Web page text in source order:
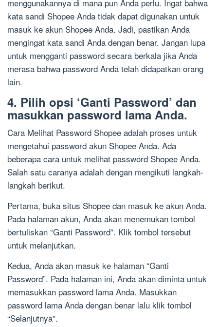
menggunakannya di mana pun Anda perlu. Ingat bahwa
kata sandi Shopee Anda tidak dapat digunakan untuk
masuk ke akun Shopee Anda. Jadi, pastikan Anda
mengingat kata sandi Anda dengan benar. Jangan lupa
untuk mengganti password secara berkala jika Anda
merasa bahwa password Anda telah didapatkan orang
lain.
4. Pilih opsi ‘Ganti Password’ dan
masukkan password lama Anda.
Cara Melihat Password Shopee adalah proses untuk
mengetahui password akun Shopee Anda. Ada
beberapa cara untuk melihat password Shopee Anda.
Salah satu caranya adalah dengan mengikuti langkah-
langkah berikut.
Pertama, buka situs Shopee dan masuk ke akun Anda.
Pada halaman akun, Anda akan menemukan tombol
bertuliskan “Ganti Password”. Klik tombol tersebut
untuk melanjutkan.
Kedua, Anda akan masuk ke halaman “Ganti
Password”. Pada halaman ini, Anda akan diminta untuk
memasukkan password lama Anda. Masukkan
password lama Anda dengan benar lalu klik tombol
“Selanjutnya”.